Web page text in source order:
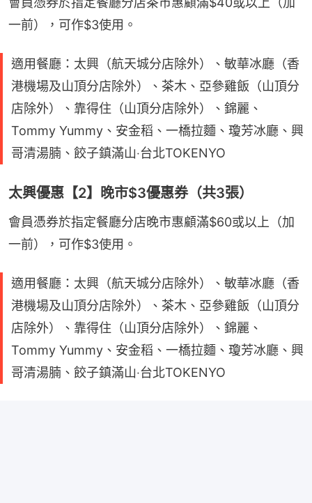
一前），可作$3使用。
適用餐廳：太興（航天城分店除外）、敏華冰廳（香
港機場及山頂分店除外）、茶木、亞參雞飯（山頂分
店除外）、靠得住（山頂分店除外）、錦麗、
Tommy Yummy、安金稻、一橋拉麵、瓊芳冰廳、興
哥清湯腩、餃子鎮滿山‧台北TOKENYO
太興優惠【2】晚市$3優惠券（共3張）
會員憑券於指定餐廳分店晚市惠顧滿$60或以上（加
一前），可作$3使用。
適用餐廳：太興（航天城分店除外）、敏華冰廳（香
港機場及山頂分店除外）、茶木、亞參雞飯（山頂分
店除外）、靠得住（山頂分店除外）、錦麗、
Tommy Yummy、安金稻、一橋拉麵、瓊芳冰廳、興
哥清湯腩、餃子鎮滿山‧台北TOKENYO